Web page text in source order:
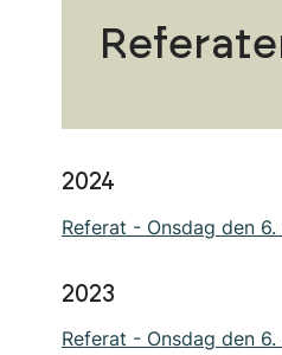
2024
Referat - Onsdag den
2023
Referat - Onsdag den